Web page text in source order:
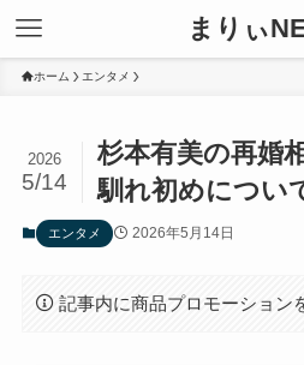
まりぃ
ホーム エンタメ
杉本有美の再婚
馴れ初めについ
2026
5/14
エンタメ 2026年5月14日
記事内に商品プロモーション